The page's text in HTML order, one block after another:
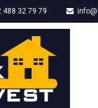
488 32 79 79